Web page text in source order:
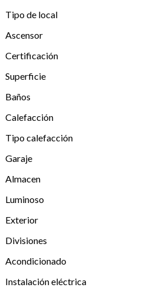
Tipo de local
Ascensor
Certificación
Superficie
Baños
Calefacción
Tipo calefacción
Garaje
Almacen
Luminoso
Exterior
Divisiones
Acondicionado
Instalación eléctrica